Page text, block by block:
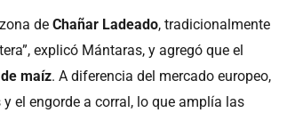
deChañar Ladeado, tradicionalmente
explicó Mántaras, y agregó que el
maíz. A diferencia del mercado europeo,
el engorde a corral, lo que amplía las